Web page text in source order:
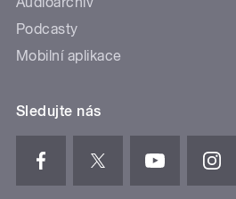
Podcasty
Mobilní aplikace
Sledujte nás